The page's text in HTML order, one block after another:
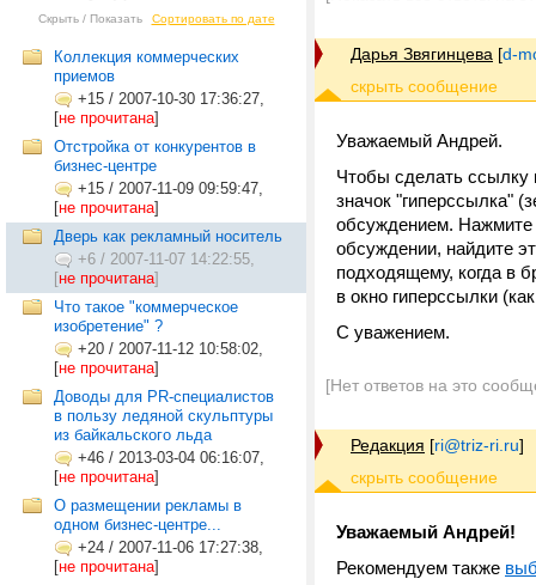
Скрыть / Показать Сортировать по дате
Коллекция коммерческих
приемов
+15 / 2007-10-30 17:36:27,
[не прочитана]
Отстройка от конкурентов в
бизнес-центре
+15 / 2007-11-09 09:59:47,
[не прочитана]
Дверь как рекламный носитель
+6 / 2007-11-07 14:22:55,
[не прочитана]
Что такое "коммерческое
изобретение" ?
+20 / 2007-11-12 10:58:02,
[не прочитана]
Доводы для PR-специалистов
в пользу ледяной скульптуры
из байкальского льда
+46 / 2013-03-04 06:16:07,
[не прочитана]
О размещении рекламы в
одном бизнес-центре...
+24 / 2007-11-06 17:27:38,
[не прочитана]
Дарья Звягинцева [d-
Уважаемый Андрей.
Чтобы сделать ссылку
значок "гиперссылка"
обсуждением. Нажмите
обсуждении, найдите
подходящему, когда в
в окно гиперссылки
С уважением.
[Нет ответов на это
Редакция [ri@triz-ri.ru]
Уважаемый Андрей!
Рекомендуем также